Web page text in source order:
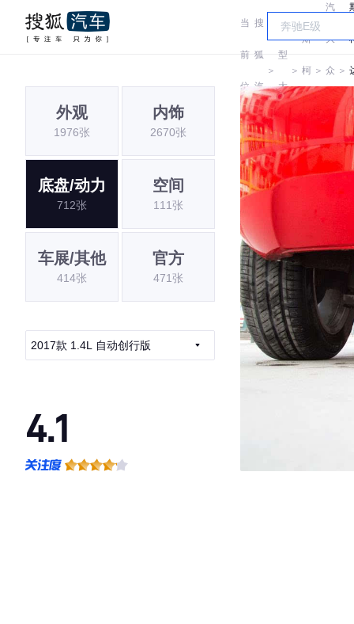
当
前
位
置:
搜
狐
汽
车
＞
车
型
大
全
＞
斯
柯 ＞
汽
大
众
斯
柯
＞
外观
1976张
内饰
2670张
底盘/动力
712张
空间
111张
车展/其他
414张
官方
471张
2017款 1.4L 自动创行版
4.1